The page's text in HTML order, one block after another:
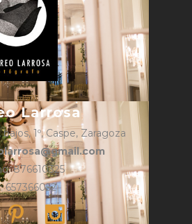
Larrosa
1º, Caspe, Zaragoza
876610325
657366052